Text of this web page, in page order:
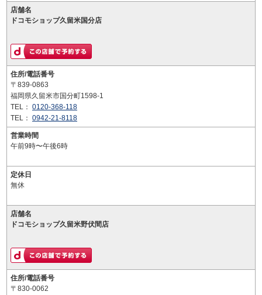
店舗名
ドコモショップ久留米国分店
住所/電話番号
〒839-0863
福岡県久留米市国分町1598-1
TEL： 0120-368-118
TEL： 0942-21-8118
営業時間
午前9時〜午後6時
定休日
無休
店舗名
ドコモショップ久留米野伏間店
住所/電話番号
〒830-0062